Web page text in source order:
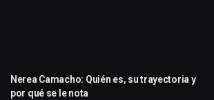
Nerea Camacho: Quién es, su trayectoria y
por qué se le nota